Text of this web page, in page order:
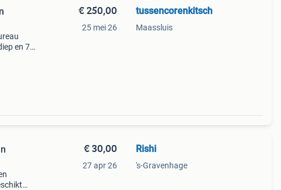
en 74
€ 250,00
25 mei 26
tussencorenkitsch
Maassluis
€ 30,00
27 apr 26
Rishi
's-Gravenhage